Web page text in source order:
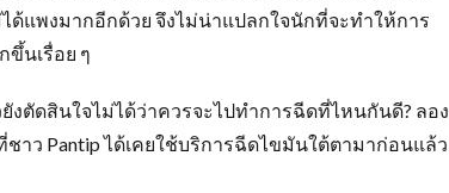
ด้แพงมากอีกด้วย จึงไม่น่าแปลกใจนักที่จะทำให้การ
นเรื่อย ๆ
ตัดสินใจไม่ได้ว่าควรจะไปทำการฉีดที่ไหนกันดี? ลอง
ว Pantip ได้เคยใช้บริการฉีดไขมันใต้ตามาก่อนแล้ว